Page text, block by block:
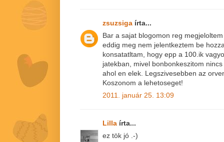
zsuzsiga írta...
Bar a sajat blogomon reg
eddig meg nem jelentkeztem be
konsatatltam, hogy epp a 100.ik
jatekban, mivel bonbonkeszitom
ahol en elek. Legszivesebben az
Koszonom a lehetoseget!
2011. január 25. 13:09
Lilla írta...
ez tök jó .-)